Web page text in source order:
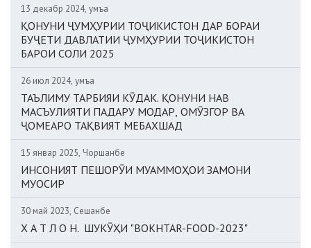
13 декабр 2024, Ҷумъа
ҚОНУНИ ҶУМҲУРИИ ТОҶИКИСТОН ДАР БОРАИ
БУҶЕТИ ДАВЛАТИИ ҶУМҲУРИИ ТОҶИКИСТОН
БАРОИ СОЛИ 2025
26 июл 2024, Ҷумъа
ТАЪЛИМУ ТАРБИЯИ КӮДАК. ҚОНУНИ НАВ
МАСЪУЛИЯТИ ПАДАРУ МОДАР, ОМӮЗГОР ВА
ҶОМЕАРО ТАҚВИЯТ МЕБАХШАД
15 январ 2025, Чоршанбе
ИНСОНИЯТ ПЕШОРӮИ МУАММОҲОИ ЗАМОНИ
МУОСИР
30 май 2023, Сешанбе
Х А Т Л О Н. ШУКӮҲИ "BOKHTAR-FOOD-2023"